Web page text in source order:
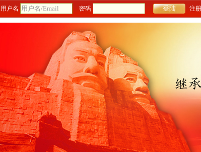
用户名 密码 注